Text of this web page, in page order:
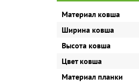
Материал ковша
Ширина ковша
Высота ковша
Цвет ковша
Материал планки